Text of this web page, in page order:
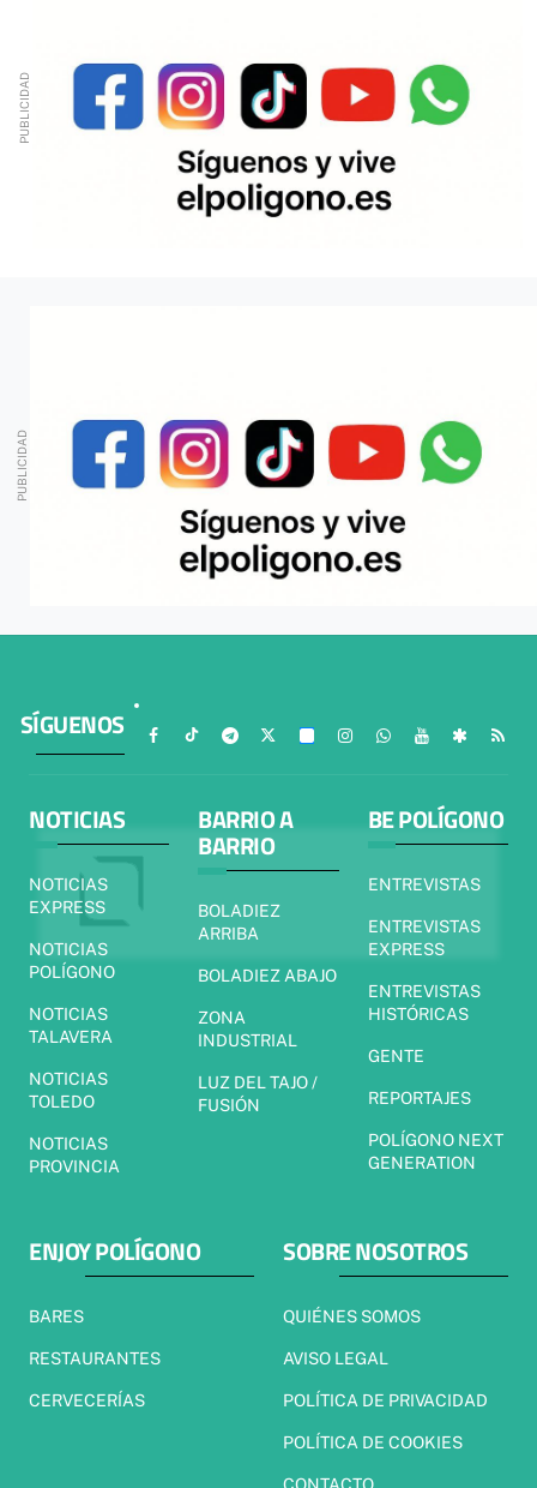
SÍGUENOS
NOTICIAS
NOTICIAS
EXPRESS
NOTICIAS
POLÍGONO
NOTICIAS
TALAVERA
NOTICIAS
TOLEDO
NOTICIAS
PROVINCIA
BARRIO A
BARRIO
BOLADIEZ
ARRIBA
BOLADIEZ ABAJO
ZONA
INDUSTRIAL
LUZ DEL TAJO /
FUSIÓN
BE POLÍGONO
ENTREVISTAS
ENTREVISTAS
EXPRESS
ENTREVISTAS
HISTÓRICAS
GENTE
REPORTAJES
POLÍGONO NEXT
GENERATION
ENJOY POLÍGONO
BARES
RESTAURANTES
CERVECERÍAS
SOBRE NOSOTROS
QUIÉNES SOMOS
AVISO LEGAL
POLÍTICA DE PRIVACIDAD
POLÍTICA DE COOKIES